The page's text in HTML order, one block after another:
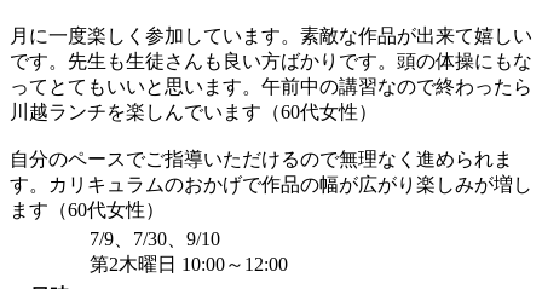
月に一度楽しく参加しています。素敵な作品が出来て嬉しい
です。先生も生徒さんも良い方ばかりです。頭の体操にもな
ってとてもいいと思います。午前中の講習なので終わったら
川越ランチを楽しんでいます（60代女性）
自分のペースでご指導いただけるので無理なく進められま
す。カリキュラムのおかげで作品の幅が広がり楽しみが増し
ます（60代女性）
7/9、7/30、9/10
第2木曜日 10:00～12:00